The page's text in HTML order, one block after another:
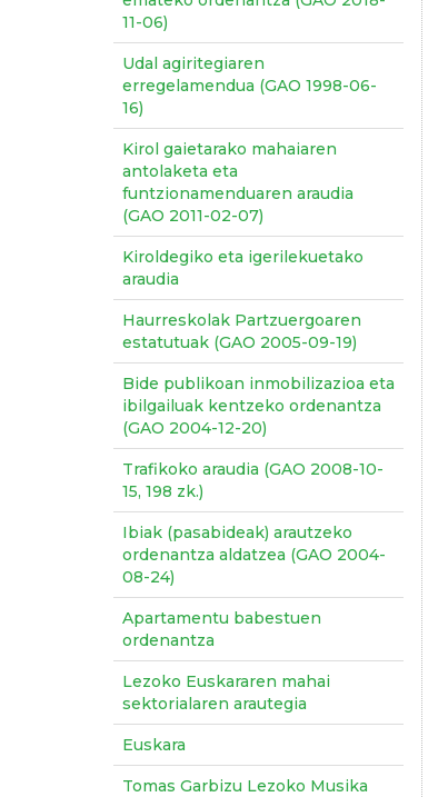
11-06)
Udal agiritegiaren
erregelamendua (GAO 1998-06-
16)
Kirol gaietarako mahaiaren
antolaketa eta
funtzionamenduaren araudia
(GAO 2011-02-07)
Kiroldegiko eta igerilekuetako
araudia
Haurreskolak Partzuergoaren
estatutuak (GAO 2005-09-19)
Bide publikoan inmobilizazioa eta
ibilgailuak kentzeko ordenantza
(GAO 2004-12-20)
Trafikoko araudia (GAO 2008-10-
15, 198 zk.)
Ibiak (pasabideak) arautzeko
ordenantza aldatzea (GAO 2004-
08-24)
Apartamentu babestuen
ordenantza
Lezoko Euskararen mahai
sektorialaren arautegia
Euskara
Tomas Garbizu Lezoko Musika